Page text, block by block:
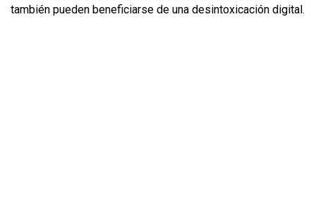
también pueden beneficiarse de una desintoxicación digital.